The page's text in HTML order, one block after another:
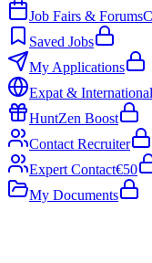
Job Fairs & Forums
Saved Jobs
My Applications
Expat & International
HuntZen Boost
Contact Recruiter
Expert Contact€50
My Documents